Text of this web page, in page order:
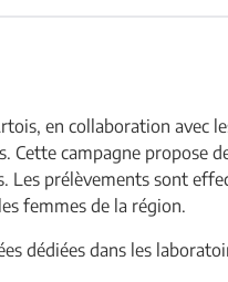
en collaboration avec
Cette campagne propose
prélèvements sont
femmes de la région.
dédiées dans les